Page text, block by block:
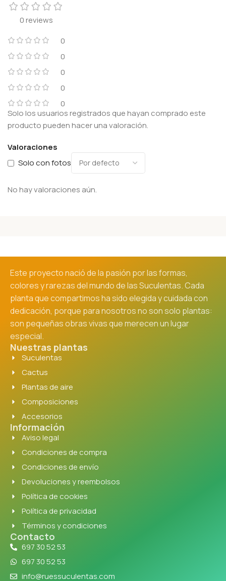
0 reviews
0
0
0
0
0
Valoraciones
Solo con fotos
No hay valoraciones aún.
Solo los usuarios registrados que hayan comprado este
producto pueden hacer una valoración.
Este proyecto nació de la pasión por las formas,
colores y rarezas del mundo de las Suculentas. Cada
planta que compartimos ha sido elegida y cuidada con
dedicación, porque para nosotros no son solo plantas:
son pequeñas obras vivas que merecen un lugar
especial.
Nuestras plantas
Suculentas
Cactus
Plantas de aire
Composiciones
Accesorios
Información
Aviso legal
Condiciones de compra
Condiciones de envío
Devoluciones y reembolsos
Política de cookies
Política de privacidad
Términos y condiciones
Contacto
697 30 52 53
697 30 52 53
info@ruessuculentas.com